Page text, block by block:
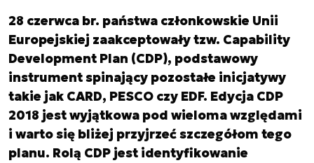
28 czerwca br. państwa członkowskie Unii
Europejskiej zaakceptowały tzw. Capability
Development Plan (CDP), podstawowy
instrument spinający pozostałe inicjatywy
takie jak CARD, PESCO czy EDF. Edycja CDP
2018 jest wyjątkowa pod wieloma względami
i warto się bliżej przyjrzeć szczegółom tego
planu. Rolą CDP jest identyfikowanie